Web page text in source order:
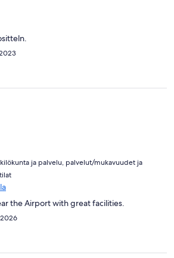
ja palvelu, palvelut/mukavuudet ja
the Airport with great facilities.